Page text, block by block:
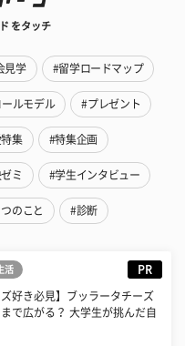
をタッチ
見学 #留学ロードマップ
ルモデル #プレゼント
集 #特集企画
ミ #学生インタビュー
のこと #診断
活 PR
ズ好き必見】ブッラータチーズ
で広がる？ 大学生が挑んだ自